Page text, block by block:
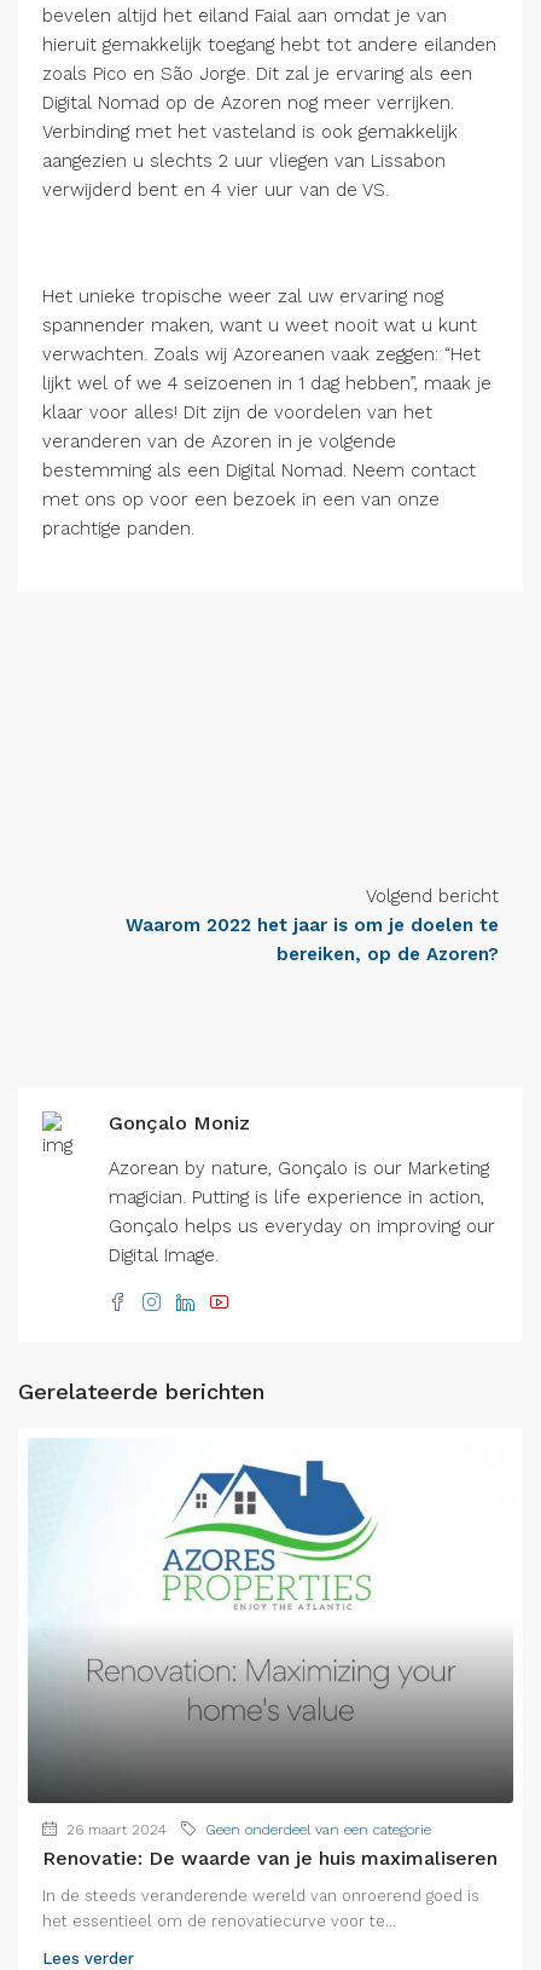
bevelen altijd het eiland Faial aan omdat je van
hieruit gemakkelijk toegang hebt tot andere eilanden
zoals Pico en São Jorge. Dit zal je ervaring als een
Digital Nomad op de Azoren nog meer verrijken.
Verbinding met het vasteland is ook gemakkelijk
aangezien u slechts 2 uur vliegen van Lissabon
verwijderd bent en 4 vier uur van de VS.
Het unieke tropische weer zal uw ervaring nog
spannender maken, want u weet nooit wat u kunt
verwachten. Zoals wij Azoreanen vaak zeggen: “Het
lijkt wel of we 4 seizoenen in 1 dag hebben”, maak je
klaar voor alles! Dit zijn de voordelen van het
veranderen van de Azoren in je volgende
bestemming als een Digital Nomad. Neem contact
met ons op voor een bezoek in een van onze
prachtige panden.
Volgend bericht
Waarom 2022 het jaar is om je doelen te
bereiken, op de Azoren?
Gonçalo Moniz
Azorean by nature, Gonçalo is our Marketing
magician. Putting is life experience in action,
Gonçalo helps us everyday on improving our
Digital Image.
Gerelateerde berichten
26 maart 2024 Geen onderdeel van een categorie
Renovatie: De waarde van je huis maximaliseren
In de steeds veranderende wereld van onroerend goed is
het essentieel om de renovatiecurve voor te...
Lees verder